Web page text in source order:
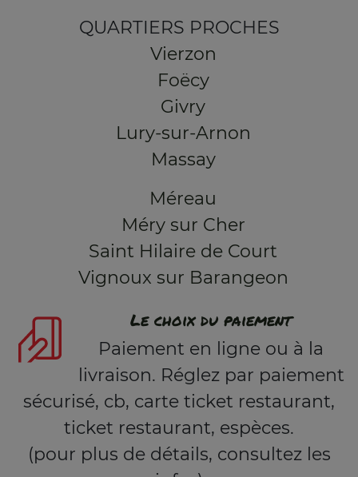
QUARTIERS PROCHES
Vierzon
Foëcy
Givry
Lury-sur-Arnon
Massay
Méreau
Méry sur Cher
Saint Hilaire de Court
Vignoux sur Barangeon
Le choix du paiement
Paiement en ligne ou à la
livraison. Réglez par paiement
sécurisé, cb, carte ticket restaurant,
ticket restaurant, espèces.
(pour plus de détails, consultez les